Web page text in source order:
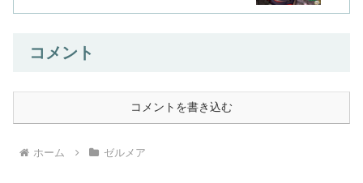
コメント
コメントを書き込む
ホーム ゼルメア